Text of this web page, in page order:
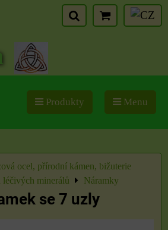
Produkty Menu
ocel, přírodní kámen, bižuterie
minerálů
Náramky
se 7 uzly